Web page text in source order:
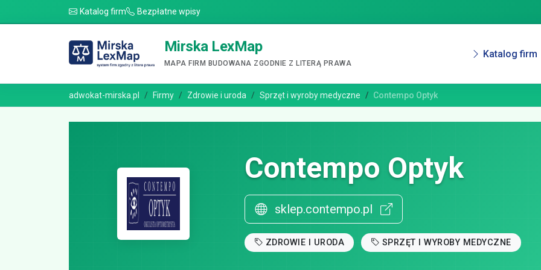
Katalog firm Bezpłatne wpisy
Mirska LexMap
MAPA FIRM BUDOWANA ZGODNIE Z LITERĄ PRAWA
Katalog firm
adwokat-mirska.pl Firmy Zdrowie i uroda Sprzęt i wyroby medyczne Contempo Optyk
Contempo Optyk
sklep.contempo.pl
ZDROWIE I URODA SPRZĘT I WYROBY MEDYCZNE